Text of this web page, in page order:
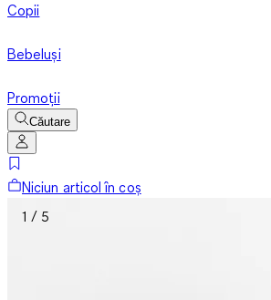
Copii
Bebeluși
Promoții
Căutare
Niciun articol în coș
1 / 5